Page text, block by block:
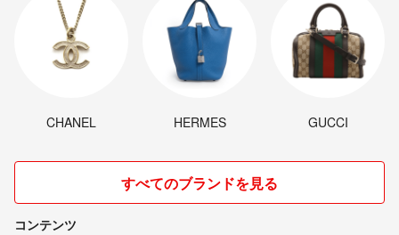
CHANEL HERMES GUCCI
すべてのブランドを見る
コンテンツ